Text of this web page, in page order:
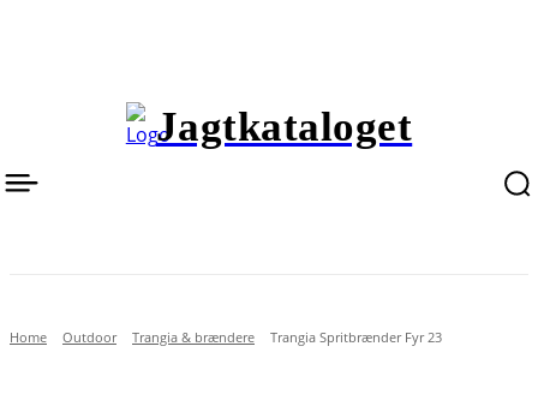
Jagtkataloget
Home Outdoor Trangia & brændere Trangia Spritbrænder Fyr 23